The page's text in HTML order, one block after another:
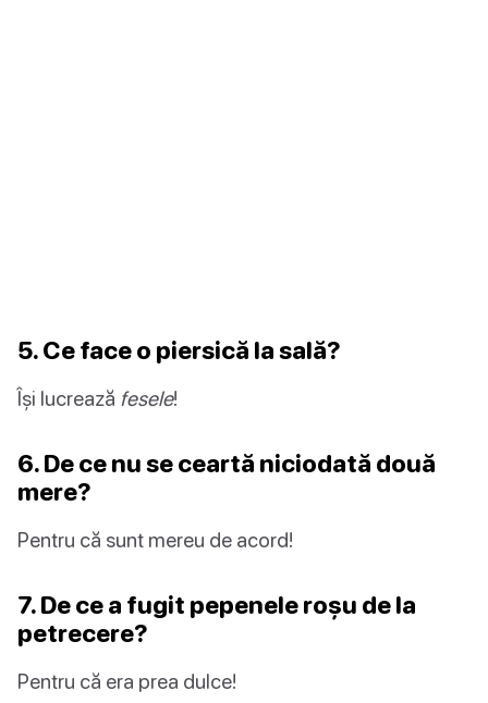
5. Ce face o piersică la sală?
Își lucrează fesele!
6. De ce nu se ceartă niciodată două
mere?
Pentru că sunt mereu de acord!
7. De ce a fugit pepenele roșu de la
petrecere?
Pentru că era prea dulce!